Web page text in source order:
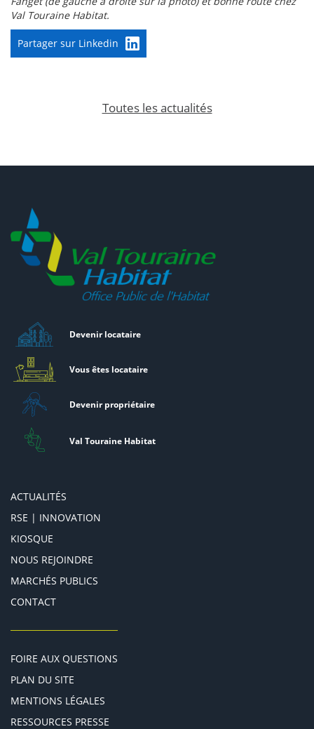
Val Touraine Habitat.
Partager sur Linkedin
Toutes les actualités
Devenir locataire
Vous êtes locataire
Devenir propriétaire
Val Touraine Habitat
ACTUALITÉS
RSE | INNOVATION
KIOSQUE
NOUS REJOINDRE
MARCHÉS PUBLICS
CONTACT
FOIRE AUX QUESTIONS
PLAN DU SITE
MENTIONS LÉGALES
RESSOURCES PRESSE